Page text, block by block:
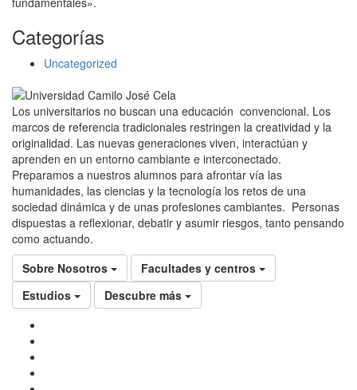
Categorías
Uncategorized
Los universitarios no buscan una educación convencional. Los
marcos de referencia tradicionales restringen la creatividad y la
originalidad. Las nuevas generaciones viven, interactúan y
aprenden en un entorno cambiante e interconectado.
Preparamos a nuestros alumnos para afrontar vía las
humanidades, las ciencias y la tecnología los retos de una
sociedad dinámica y de unas profesiones cambiantes. Personas
dispuestas a reflexionar, debatir y asumir riesgos, tanto pensando
como actuando.
Sobre Nosotros
Facultades y centros
Estudios
Descubre más